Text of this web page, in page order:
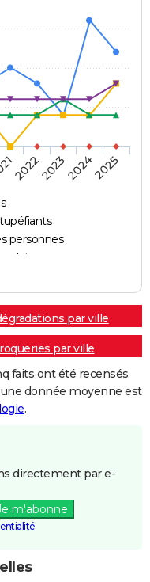
personnes
2022202320242025
par ville
par ville
faits ont été recensés
donnée moyenne est
.
directement par e-
m'abonne